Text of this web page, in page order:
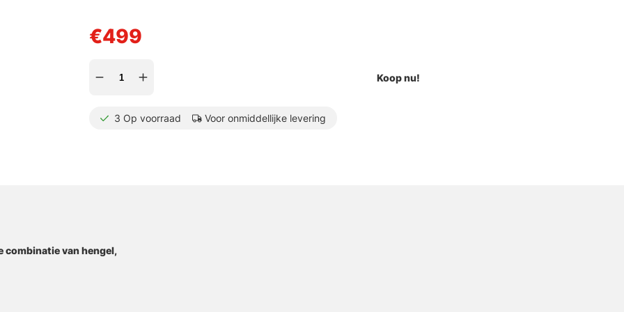
€499
Koop nu!
3 Op voorraad Voor onmiddellijke levering
combinatie van hengel,